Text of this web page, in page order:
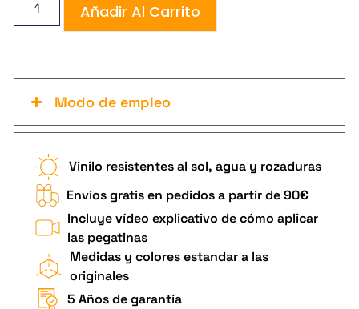
Añadir Al Carrito
Modo de empleo
Vinilo resistentes al sol, agua y rozaduras
Envíos gratis en pedidos a partir de 90€
Incluye vídeo explicativo de cómo aplicar
las pegatinas
Medidas y colores estandar a las
originales
5 Años de garantía